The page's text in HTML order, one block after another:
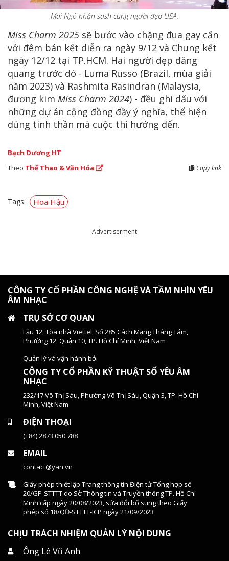
Mai Ngô nhận sash cùng người đẹp USA.
Miss Charm 2025 sẽ bước vào chặng đua gay cấn
với đêm bán kết diễn ra ngày 9/12 và Chung kết
ngày 12/12 tại TP.HCM. Hai người đẹp đăng
quang trước đó - Luma Russo (Brazil, mùa giải
năm 2023) và Rashmita Rasindran (Malaysia,
đương kim Miss Charm 2024) - đều ghi dấu với
những dự án cộng đồng đầy ý nghĩa, thể hiện
đúng tinh thần mà cuộc thi hướng đến.
Bạch Dương HT
Theo Thể Thao & Văn Hóa Copy link
Tags: Hoa Hậu
Advertiserment
CÔNG TY CỔ PHẦN CÔNG NGHỆ VÀ TẦM NHÌN YÊU
ÂM NHẠC
TRỤ SỞ CƠ QUAN
Lầu 12, Tòa nhà Viettel, Số 285 Cách Mạng Tháng Tám,
Phường 12, Quận 10, TP. Hồ Chí Minh, Việt Nam
Quản lý và vận hành bởi
CÔNG TY CỔ PHẦN KỸ THUẬT SỐ YÊU ÂM
NHẠC
232/17 Võ Thị Sáu, Phường Võ Thị Sáu, Quận 3, TP. Hồ Chí
Minh, Việt Nam
ĐIỆN THOẠI
(+84) 2873 050 788
EMAIL
contact@yan.vn
Giấy phép thiết lập Trang thông tin Điện tử Tổng hợp số
20/GP-STTTT do Sở Thông tin và Truyền thông TP. Hồ Chí
Minh cấp ngày 20/08/2023, sửa đổi bổ sung theo Giấy
phép số 18/QĐ-STTTT-ICP ngày 21/09/2023
CHỊU TRÁCH NHIỆM QUẢN LÝ NỘI DUNG
Ông Lê Vũ Anh